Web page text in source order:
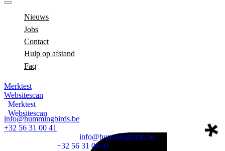
Nieuws
Jobs
Contact
Hulp op afstand
Faq
Merktest
Merktest
Websitescan
Websitescan
info@hummingbirds.be
info@hummingbirds.be
+32 56 31 00 41
+32 56 31 00 41